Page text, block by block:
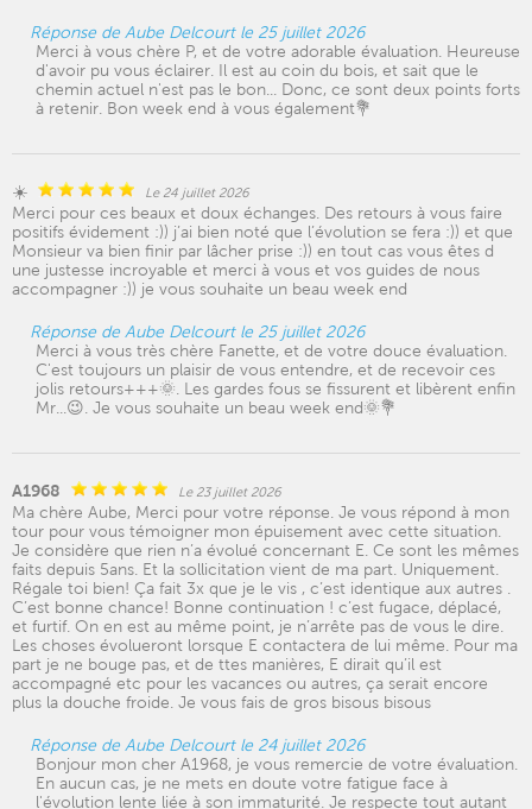
Réponse de Aube Delcourt le 25 juillet 2026
Merci à vous chère P, et de votre adorable évaluation. Heureuse
d'avoir pu vous éclairer. Il est au coin du bois, et sait que le
chemin actuel n'est pas le bon... Donc, ce sont deux points forts
à retenir. Bon week end à vous également💐
☀️ Le 24 juillet 2026
Merci pour ces beaux et doux échanges. Des retours à vous faire
positifs évidement :)) j’ai bien noté que l’évolution se fera :)) et que
Monsieur va bien finir par lâcher prise :)) en tout cas vous êtes d
une justesse incroyable et merci à vous et vos guides de nous
accompagner :)) je vous souhaite un beau week end
Réponse de Aube Delcourt le 25 juillet 2026
Merci à vous très chère Fanette, et de votre douce évaluation.
C'est toujours un plaisir de vous entendre, et de recevoir ces
jolis retours+++🌞. Les gardes fous se fissurent et libèrent enfin
Mr...😉. Je vous souhaite un beau week end🌞💐
A1968 Le 23 juillet 2026
Ma chère Aube, Merci pour votre réponse. Je vous répond à mon
tour pour vous témoigner mon épuisement avec cette situation.
Je considère que rien n’a évolué concernant E. Ce sont les mêmes
faits depuis 5ans. Et la sollicitation vient de ma part. Uniquement.
Régale toi bien! Ça fait 3x que je le vis , c’est identique aux autres .
C’est bonne chance! Bonne continuation ! c’est fugace, déplacé,
et furtif. On en est au même point, je n’arrête pas de vous le dire.
Les choses évolueront lorsque E contactera de lui même. Pour ma
part je ne bouge pas, et de ttes manières, E dirait qu’il est
accompagné etc pour les vacances ou autres, ça serait encore
plus la douche froide. Je vous fais de gros bisous bisous
Réponse de Aube Delcourt le 24 juillet 2026
Bonjour mon cher A1968, je vous remercie de votre évaluation.
En aucun cas, je ne mets en doute votre fatigue face à
l'évolution lente liée à son immaturité. Je respecte tout autant